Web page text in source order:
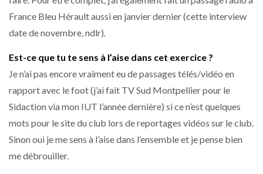
France Bleu Hérault aussi en janvier dernier (cette interview
date de novembre, ndlr).
Est-ce que tu te sens à l’aise dans cet exercice ?
Je n’ai pas encore vraiment eu de passages télés/vidéo en
rapport avec le foot (j’ai fait TV Sud Montpellier pour le
Sidaction via mon IUT l’année dernière) si ce n’est quelques
mots pour le site du club lors de reportages vidéos sur le club.
Sinon oui je me sens à l’aise dans l’ensemble et je pense bien
me débrouiller.